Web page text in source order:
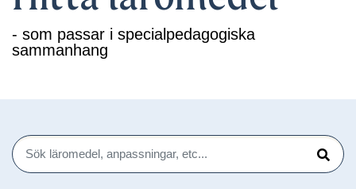
- som passar i specialpedagogiska
sammanhang
Sök
Sök